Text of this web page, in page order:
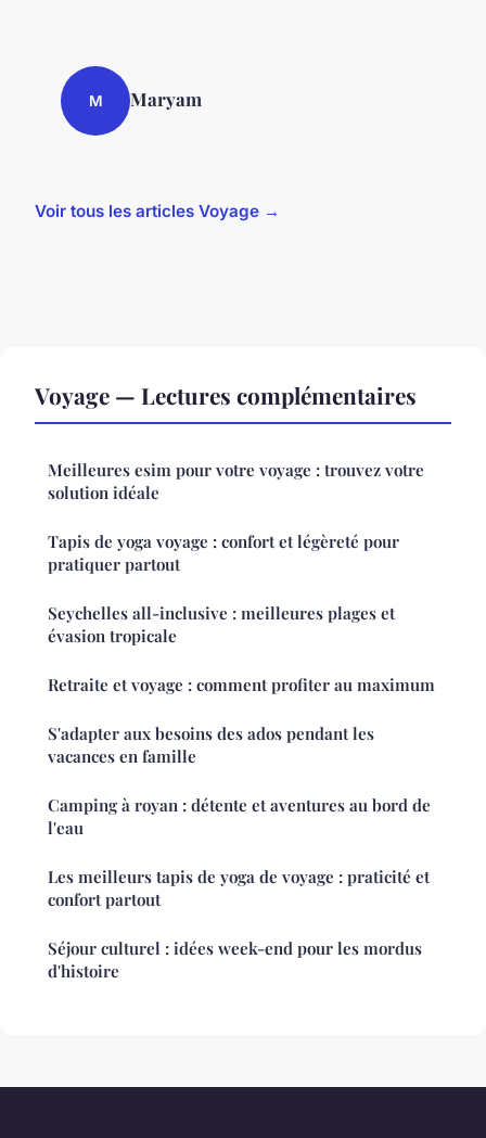
M Maryam
Voir tous les articles Voyage →
Voyage — Lectures complémentaires
Meilleures esim pour votre voyage : trouvez votre
solution idéale
Tapis de yoga voyage : confort et légèreté pour
pratiquer partout
Seychelles all-inclusive : meilleures plages et
évasion tropicale
Retraite et voyage : comment profiter au maximum
S'adapter aux besoins des ados pendant les
vacances en famille
Camping à royan : détente et aventures au bord de
l'eau
Les meilleurs tapis de yoga de voyage : praticité et
confort partout
Séjour culturel : idées week-end pour les mordus
d'histoire